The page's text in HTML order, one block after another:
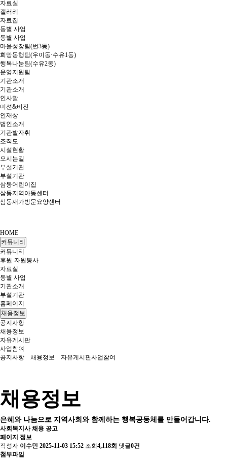
자료실
갤러리
자료집
동별 사업
동별 사업
마을성장팀(번3동)
희망동행팀(우이동·수유1동)
행복나눔팀(수유2동)
운영지원팀
기관소개
기관소개
인사말
미션&비전
인재상
법인소개
기관발자취
조직도
시설현황
오시는길
부설기관
부설기관
삼동어린이집
삼동지역아동센터
삼동재가방문요양센터
HOME
커뮤니티
커뮤니티
후원·자원봉사
자료실
동별 사업
기관소개
부설기관
홈페이지
채용정보
공지사항
채용정보
자유게시판
사업참여
공지사항
채용정보 자유게시판사업참여
채용정보
은혜와 나눔으로 지역사회와 함께하는 행복공동체를 만들어갑니다.
사회복지사 채용 공고
페이지 정보
작성자 이수민 2025-11-03 15:52 조회 4,118회 댓글0건
첨부파일